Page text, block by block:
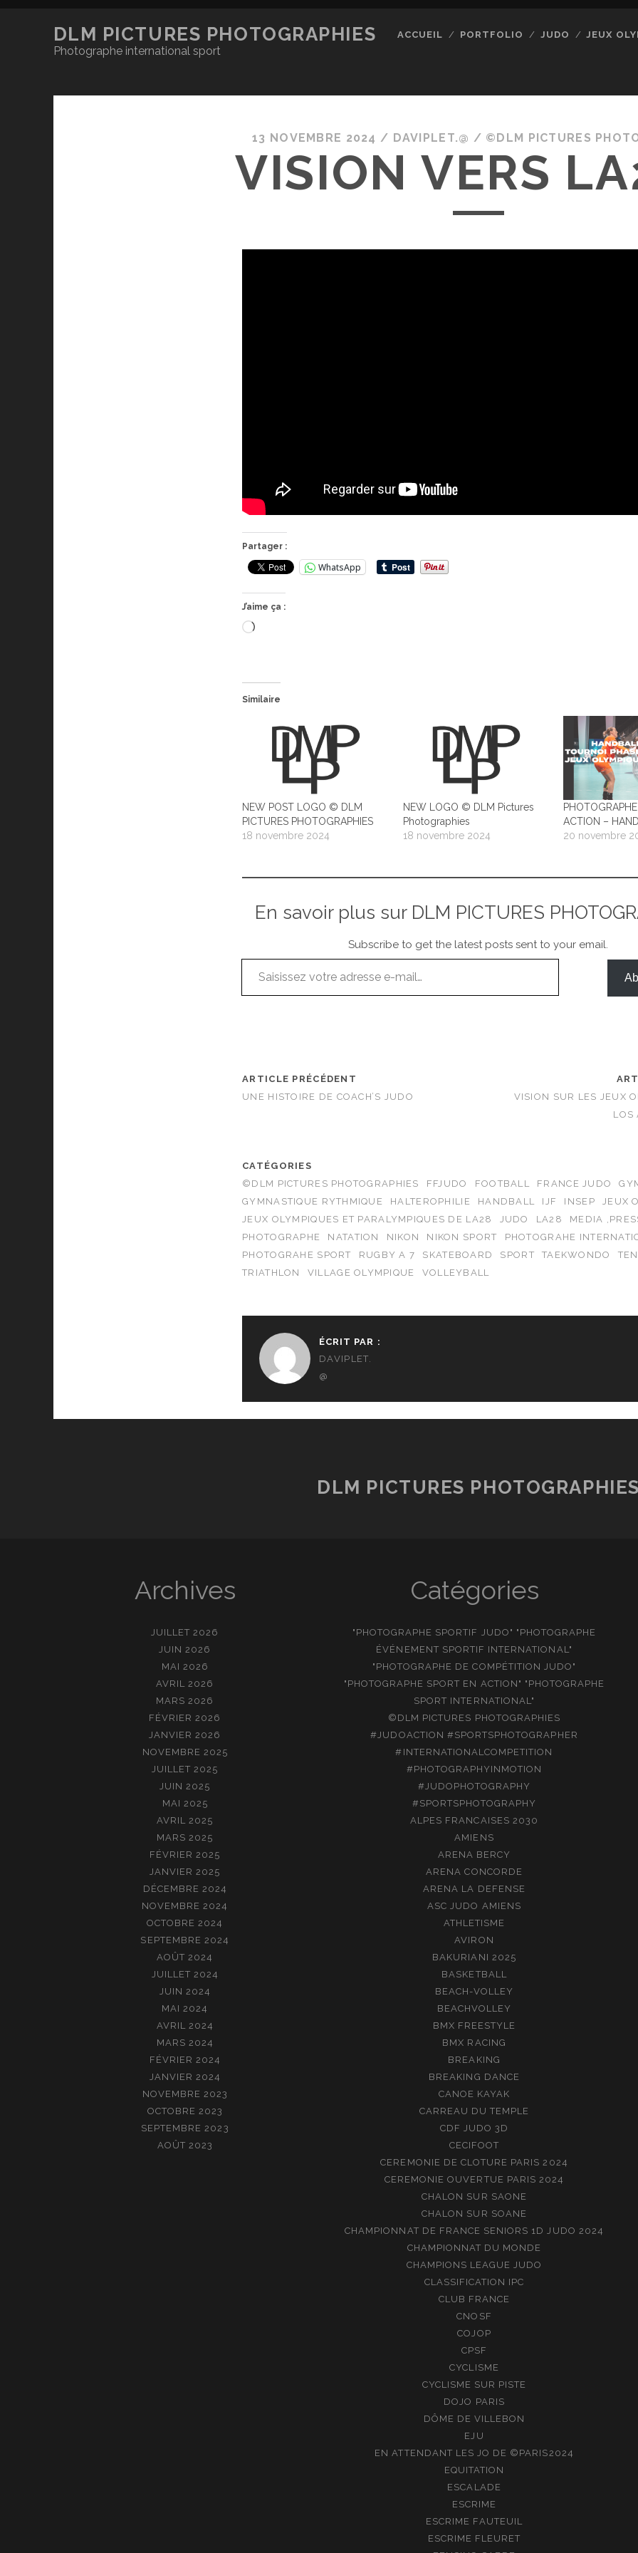
DLM PICTURES PHOTOGRAPHIES
Photographe international sport
ACCUEIL PORTFOLIO JUDO JEUX
13 NOVEMBRE 2024 / DAVIPLET.@ / ©DLM PICTURES
VISION VERS
Partager :
WhatsApp
J’aime ça :
Chargement…
Similaire
NEW POST LOGO © DLM
PICTURES PHOTOGRAPHIES
18 novembre 2024
NEW LOGO © DLM Pictures
Photographies
18 novembre 2024
ACTION –
20 novembre
En savoir plus sur DLM PICTURES
Subscribe to get the latest posts sent to your email.
Saisissez votre adresse e-mail…
ARTICLE PRÉCÉDENT
UNE HISTOIRE DE COACH’S JUDO
VISION SUR LES JEUX
LOS
CATÉGORIES
©DLM PICTURES PHOTOGRAPHIES
FFJUDO FOOTBALL FRANCE JUDO
GYMNASTIQUE RYTHMIQUE
HALTEROPHILIE HANDBALL IJF INSEP
JEUX
JEUX OLYMPIQUES ET PARALYMPIQUES DE LA28
JUDO LA28
MEDIA
PHOTOGRAPHE
NATATION NIKON NIKON SPORT
PHOTOGRAHE
PHOTOGRAHE SPORT
RUGBY A 7 SKATEBOARD SPORT TAEKWONDO
TRIATHLON
VILLAGE OLYMPIQUE VOLLEYBALL
ÉCRIT PAR :
DAVIPLET.
@
DLM PICTURES PHOTOGRAPHIES
Archives
JUILLET 2026
JUIN 2026
MAI 2026
AVRIL 2026
MARS 2026
FÉVRIER 2026
JANVIER 2026
NOVEMBRE 2025
JUILLET 2025
JUIN 2025
MAI 2025
AVRIL 2025
MARS 2025
FÉVRIER 2025
JANVIER 2025
DÉCEMBRE 2024
NOVEMBRE 2024
OCTOBRE 2024
SEPTEMBRE 2024
AOÛT 2024
JUILLET 2024
JUIN 2024
MAI 2024
AVRIL 2024
MARS 2024
FÉVRIER 2024
JANVIER 2024
NOVEMBRE 2023
OCTOBRE 2023
SEPTEMBRE 2023
AOÛT 2023
Catégories
"PHOTOGRAPHE SPORTIF JUDO" "PHOTOGRAPHE
ÉVÉNEMENT SPORTIF INTERNATIONAL"
"PHOTOGRAPHE DE COMPÉTITION JUDO"
"PHOTOGRAPHE SPORT EN ACTION" "PHOTOGRAPHE
SPORT INTERNATIONAL"
©DLM PICTURES PHOTOGRAPHIES
#JUDOACTION #SPORTSPHOTOGRAPHER
#INTERNATIONALCOMPETITION
#PHOTOGRAPHYINMOTION
#JUDOPHOTOGRAPHY
#SPORTSPHOTOGRAPHY
ALPES FRANCAISES 2030
AMIENS
ARENA BERCY
ARENA CONCORDE
ARENA LA DEFENSE
ASC JUDO AMIENS
ATHLETISME
AVIRON
BAKURIANI 2025
BASKETBALL
BEACH-VOLLEY
BEACHVOLLEY
BMX FREESTYLE
BMX RACING
BREAKING
BREAKING DANCE
CANOE KAYAK
CARREAU DU TEMPLE
CDF JUDO 3D
CECIFOOT
CEREMONIE DE CLOTURE PARIS 2024
CEREMONIE OUVERTUE PARIS 2024
CHALON SUR SAONE
CHALON SUR SOANE
CHAMPIONNAT DE FRANCE SENIORS 1D JUDO 2024
CHAMPIONNAT DU MONDE
CHAMPIONS LEAGUE JUDO
CLASSIFICATION IPC
CLUB FRANCE
CNOSF
COJOP
CPSF
CYCLISME
CYCLISME SUR PISTE
DOJO PARIS
DÔME DE VILLEBON
EJU
EN ATTENDANT LES JO DE ©PARIS2024
EQUITATION
ESCALADE
ESCRIME
ESCRIME FAUTEUIL
ESCRIME FLEURET